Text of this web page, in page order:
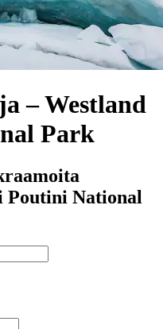
– Westland
Park
Poutini National